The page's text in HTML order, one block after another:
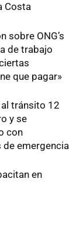
Costa
sobre ONG’s
de trabajo
que pagar»
tránsito 12
y se
con
emergencia
en